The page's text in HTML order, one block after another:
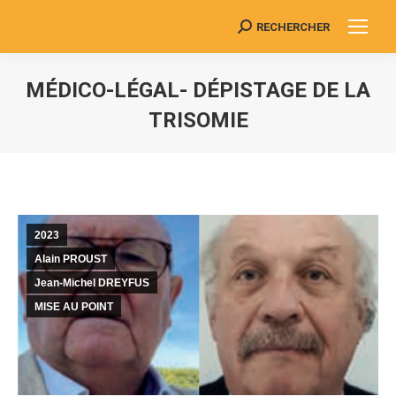
Search:
RECHERCHER
MÉDICO-LÉGAL- DÉPISTAGE DE LA
TRISOMIE
2023
Alain PROUST
Jean-Michel DREYFUS
MISE AU POINT